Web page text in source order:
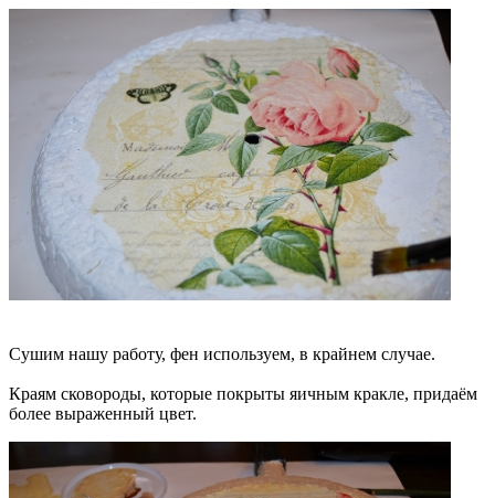
Сушим нашу работу, фен используем, в крайнем случае.
Краям сковороды, которые покрыты яичным кракле, придаём
более выраженный цвет.